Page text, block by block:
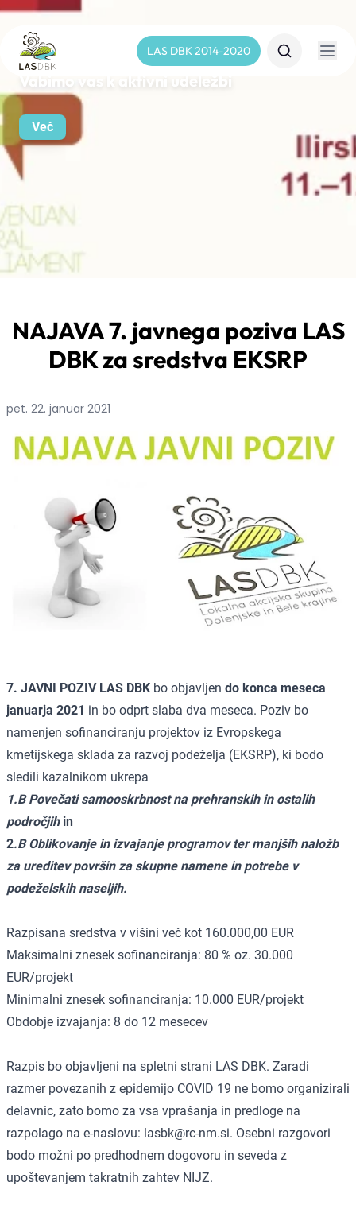
Vabimo vas k aktivni udeležbi
Več
LAS DBK 2014-2020
NAJAVA 7. javnega poziva LAS
DBK za sredstva EKSRP
pet. 22. januar 2021
7. JAVNI POZIV LAS DBK bo objavljen do konca meseca
januarja 2021 in bo odprt slaba dva meseca. Poziv bo
namenjen sofinanciranju projektov iz Evropskega
kmetijskega sklada za razvoj podeželja (EKSRP), ki bodo
sledili kazalnikom ukrepa
1.B Povečati samooskrbnost na prehranskih in ostalih
področjihin
2.B Oblikovanje in izvajanje programov ter manjših naložb
za ureditev površin za skupne namene in potrebe v
podeželskih naseljih.
Razpisana sredstva v višini več kot 160.000,00 EUR
Maksimalni znesek sofinanciranja: 80 % oz. 30.000
EUR/projekt
Minimalni znesek sofinanciranja: 10.000 EUR/projekt
Obdobje izvajanja: 8 do 12 mesecev
Razpis bo objavljeni na spletni strani LAS DBK. Zaradi
razmer povezanih z epidemijo COVID 19 ne bomo organizirali
delavnic, zato bomo za vsa vprašanja in predloge na
razpolago na e-naslovu: lasbk@rc-nm.si. Osebni razgovori
bodo možni po predhodnem dogovoru in seveda z
upoštevanjem takratnih zahtev NIJZ.